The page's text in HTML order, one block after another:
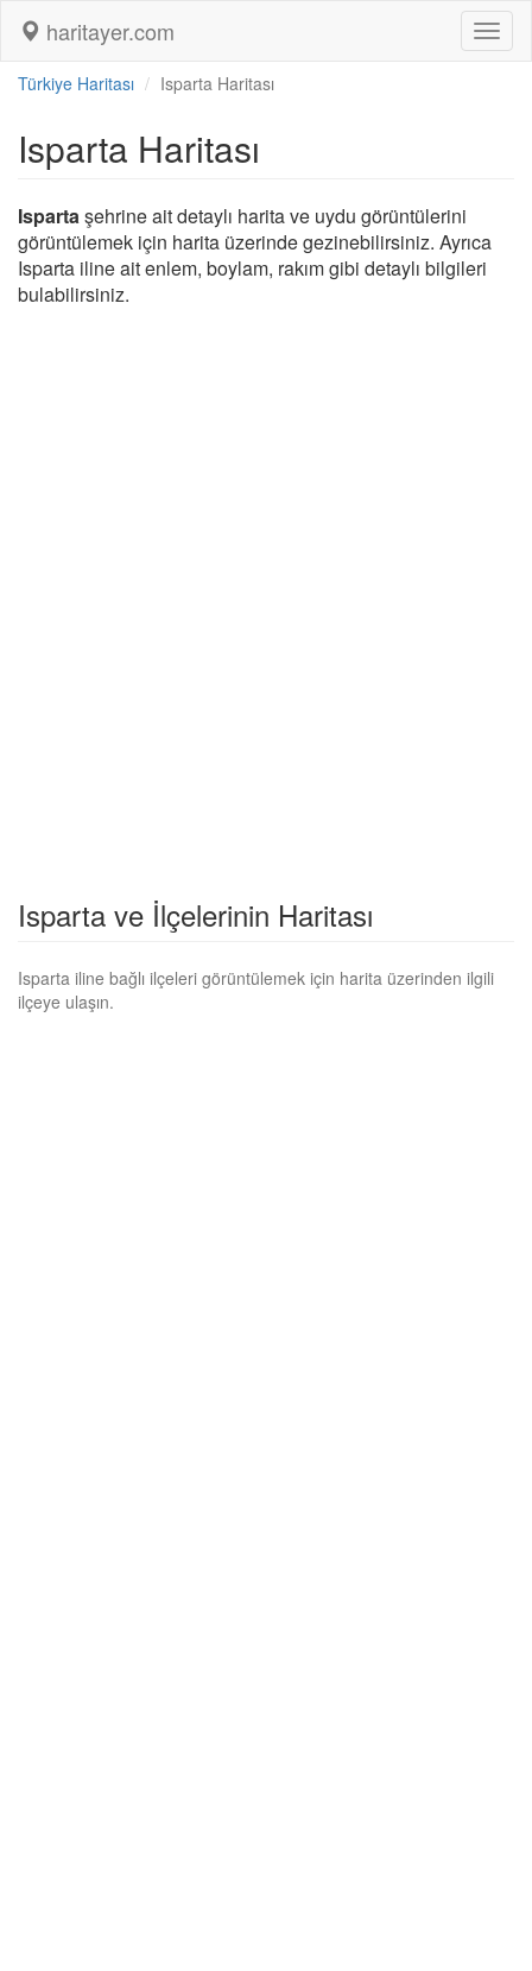
haritayer.com
Türkiye Haritası Isparta Haritası
Isparta Haritası
Ispartaşehrine ait detaylı harita ve uydu görüntülerini
görüntülemek için harita üzerinde gezinebilirsiniz. Ayrıca
Isparta iline ait enlem, boylam, rakım gibi detaylı bilgileri
bulabilirsiniz.
Isparta ve İlçelerinin Haritası
Isparta iline bağlı ilçeleri görüntülemek için harita üzerinden ilgili
ilçeye ulaşın.